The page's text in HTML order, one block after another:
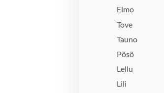
Elmo
Tove
Tauno
Pösö
Lellu
Lili